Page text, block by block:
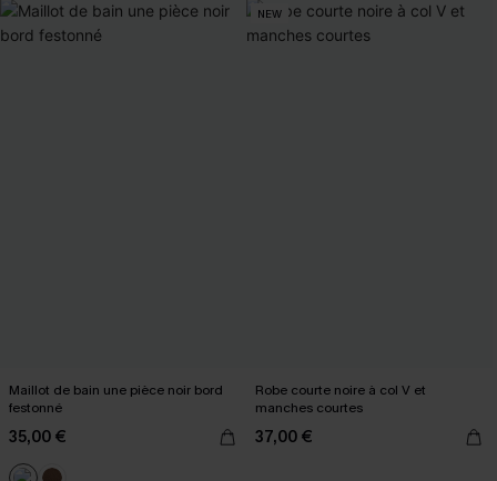
Maillot de bain une pièce noir bord
festonné
35,00 €
NEW
Robe courte noire à col V et
manches courtes
37,00 €